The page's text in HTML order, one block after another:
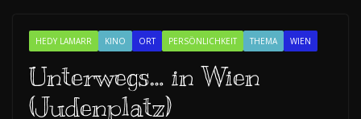
HEDY LAMARR KINO ORT PERSÖNLICHKEIT THEMA WIEN
Unterwegs… in Wien
(Judenplatz)